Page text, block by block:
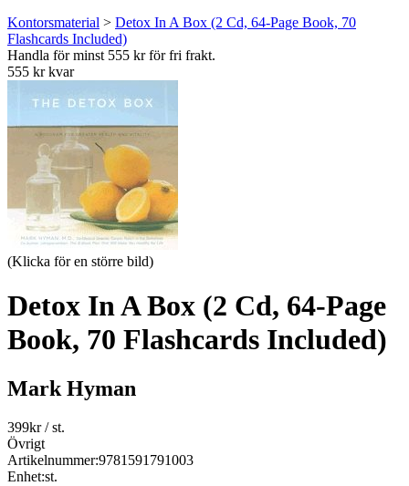
Kontorsmaterial > Detox In A Box (2 Cd, 64-Page Book, 70
Flashcards Included)
Handla för minst 555 kr för fri frakt.
555 kr kvar
(Klicka för en större bild)
Detox In A Box (2 Cd, 64-Page
Book, 70 Flashcards Included)
Mark Hyman
399kr/ st.
Övrigt
Artikelnummer:9781591791003
Enhet:st.